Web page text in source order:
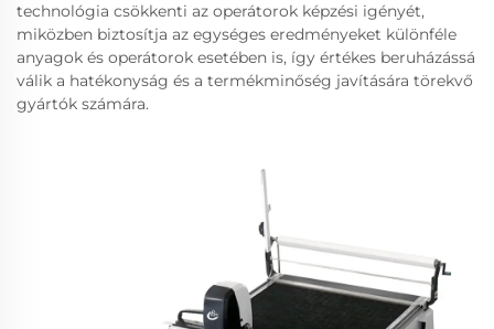
technológia csökkenti az operátorok képzési igényét,
miközben biztosítja az egységes eredményeket különféle
anyagok és operátorok esetében is, így értékes beruházássá
válik a hatékonyság és a termékminőség javítására törekvő
gyártók számára.